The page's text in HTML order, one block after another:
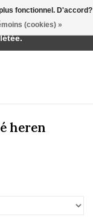
heren
fonctionnel. D'accord?
(cookies) »
commande passée